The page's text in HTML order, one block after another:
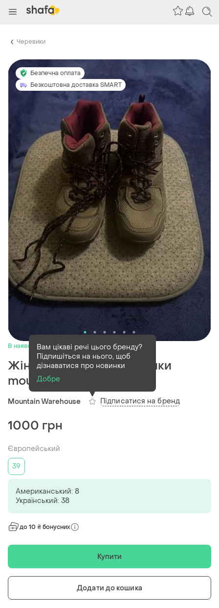
Черевики
Безпечна оплата
Безкоштовна доставка SMART
В наявності1 шт
Жіночі трекінгові черевики
mountain warehouse
Mountain Warehouse
Вам цікаві речі цього бренду?
Підпишіться на нього, щоб
дізнаватися про новинки
Добре
Підписатися на бренд
1000 грн
Європейський
39
Американський: 8
Український: 38
до 10 ₴ бонусних
Купити
Додати до кошика